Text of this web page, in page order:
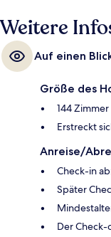
Weitere
Auf einen
Größe des
144 Zimmer
Erstreckt
Anreise/
Check-in
Später
Der Check-